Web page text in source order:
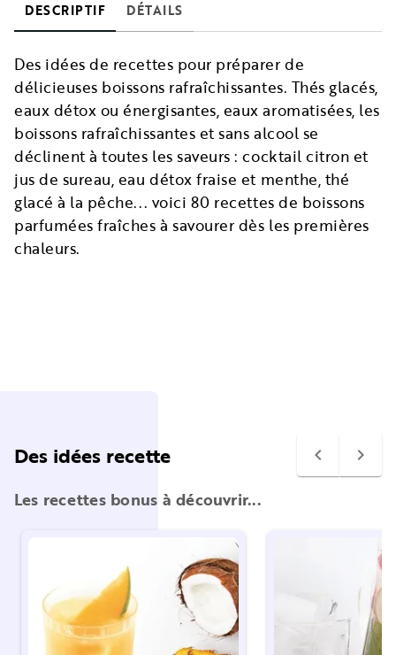
DESCRIPTIF DÉTAILS
Des idées de recettes pour préparer de
délicieuses boissons rafraîchissantes. Thés glacés,
eaux détox ou énergisantes, eaux aromatisées, les
boissons rafraîchissantes et sans alcool se
déclinent à toutes les saveurs : cocktail citron et
jus de sureau, eau détox fraise et menthe, thé
glacé à la pêche... voici 80 recettes de boissons
parfumées fraîches à savourer dès les premières
chaleurs.
Des idées recette navigate_before navigate_next
Les recettes bonus à découvrir...